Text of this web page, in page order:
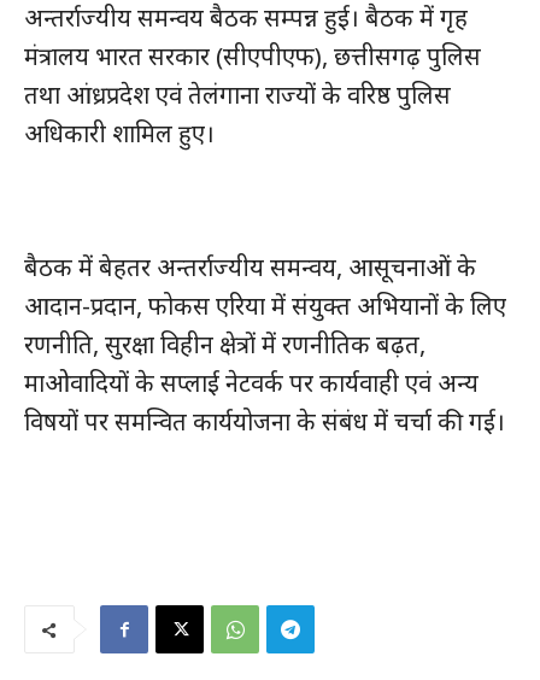
अन्तर्राज्यीय समन्वय बैठक सम्पन्न हुई। बैठक में गृह
मंत्रालय भारत सरकार (सीएपीएफ), छत्तीसगढ़ पुलिस
तथा आंध्रप्रदेश एवं तेलंगाना राज्यों के वरिष्ठ पुलिस
अधिकारी शामिल हुए।
बैठक में बेहतर अन्तर्राज्यीय समन्वय, आसूचनाओं के
आदान-प्रदान, फोकस एरिया में संयुक्त अभियानों के लिए
रणनीति, सुरक्षा विहीन क्षेत्रों में रणनीतिक बढ़त,
माओवादियों के सप्लाई नेटवर्क पर कार्यवाही एवं अन्य
विषयों पर समन्वित कार्ययोजना के संबंध में चर्चा की गई।